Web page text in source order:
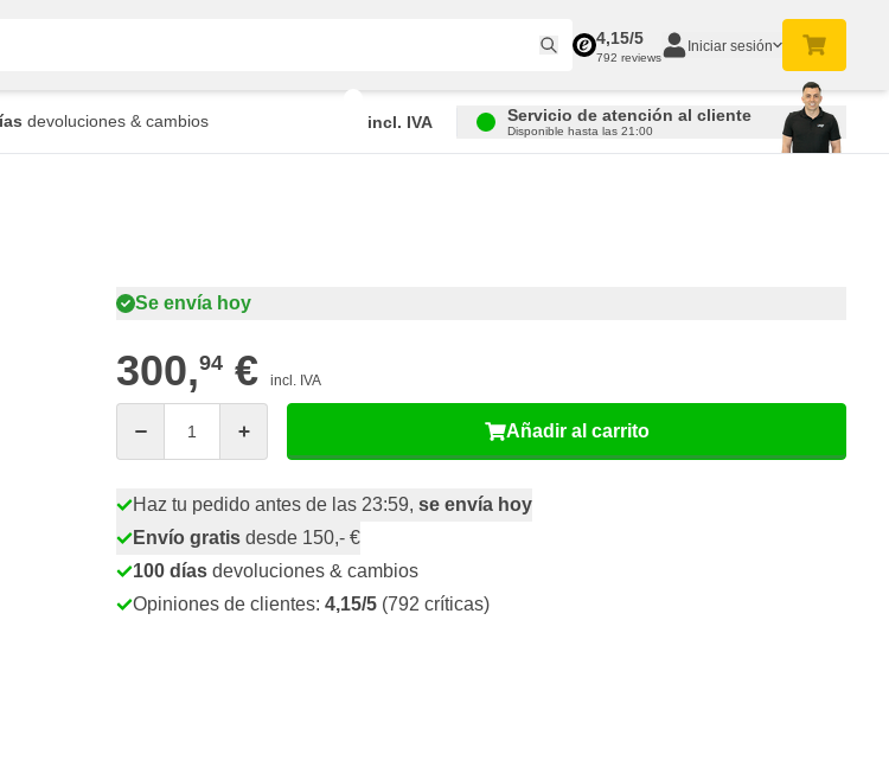
4,15/5
792 reviews
Iniciar sesión
devoluciones & cambios incl. IVA Servicio de atención al cliente
Disponible hasta las 21:00
Se envía hoy
300,94 € incl. IVA
Añadir al carrito
Haz tu pedido antes de las 23:59, se envía hoy
Envío gratis desde 150,- €
100 días devoluciones & cambios
Opiniones de clientes: 4,15/5 (792 críticas)